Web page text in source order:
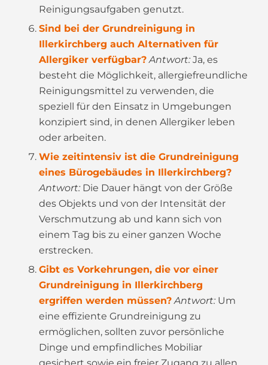
Reinigungsaufgaben genutzt.
Sind bei der Grundreinigung in
Illerkirchberg auch Alternativen für
Allergiker verfügbar? Antwort:Ja, es
besteht die Möglichkeit, allergiefreundliche
Reinigungsmittel zu verwenden, die
speziell für den Einsatz in Umgebungen
konzipiert sind, in denen Allergiker leben
oder arbeiten.
Wie zeitintensiv ist die Grundreinigung
eines Bürogebäudes in Illerkirchberg?
Antwort:Die Dauer hängt von der Größe
des Objekts und von der Intensität der
Verschmutzung ab und kann sich von
einem Tag bis zu einer ganzen Woche
erstrecken.
Gibt es Vorkehrungen, die vor einer
Grundreinigung in Illerkirchberg
ergriffen werden müssen? Antwort:Um
eine effiziente Grundreinigung zu
ermöglichen, sollten zuvor persönliche
Dinge und empfindliches Mobiliar
gesichert sowie ein freier Zugang zu allen